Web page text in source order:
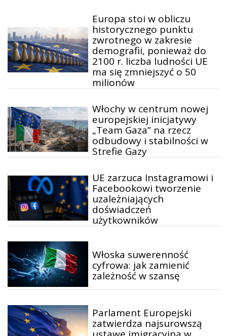
Europa stoi w obliczu
historycznego punktu
zwrotnego w zakresie
demografii, ponieważ do
2100 r. liczba ludności UE
ma się zmniejszyć o 50
milionów
Włochy w centrum nowej
europejskiej inicjatywy
„Team Gaza” na rzecz
odbudowy i stabilności w
Strefie Gazy
UE zarzuca Instagramowi i
Facebookowi tworzenie
uzależniających
doświadczeń
użytkowników
Włoska suwerenność
cyfrowa: jak zamienić
zależność w szansę
Parlament Europejski
zatwierdza najsurowszą